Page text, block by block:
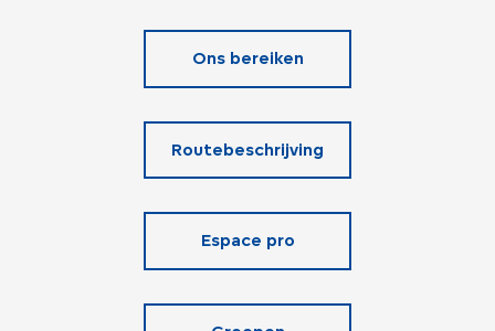
Ons bereiken
Routebeschrijving
Espace pro